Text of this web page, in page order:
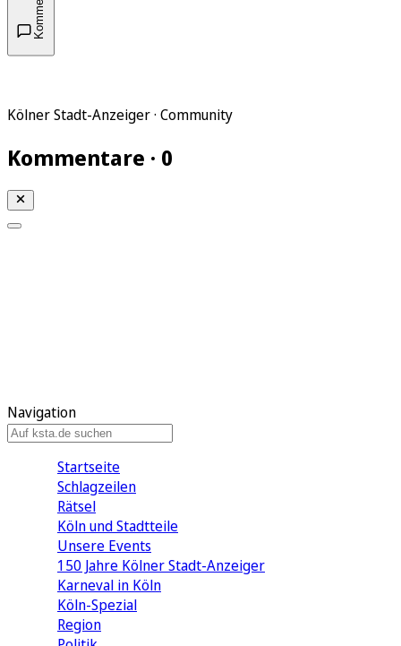
Kölner Stadt-Anzeiger · Community
Kommentare · 0
Navigation
Startseite
Schlagzeilen
Rätsel
Köln und Stadtteile
Unsere Events
150 Jahre Kölner Stadt-Anzeiger
Karneval in Köln
Köln-Spezial
Region